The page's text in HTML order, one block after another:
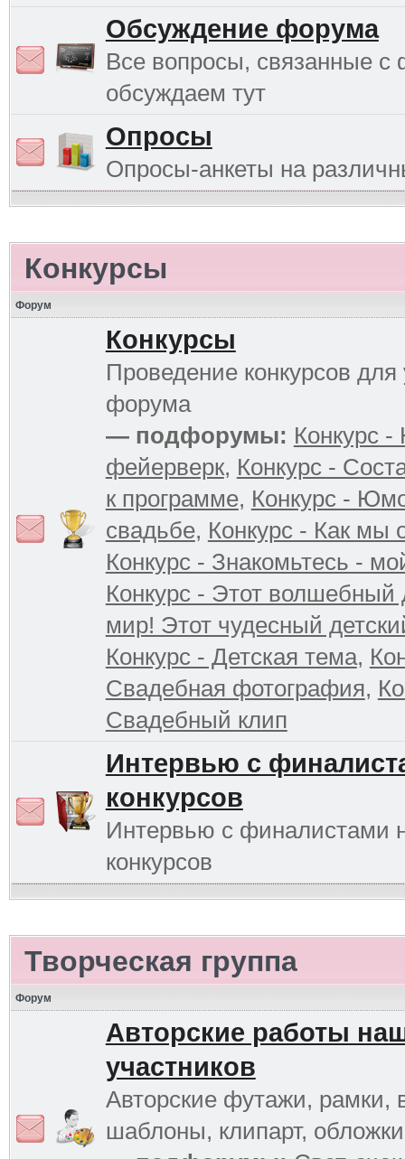
Обсуждение форума
Все вопросы, связанные
обсуждаем тут
Опросы
Опросы-анкеты на
Конкурсы
Форум
Конкурсы
Проведение конкурсов для
форума
— подфорумы: Конкурс
фейерверк, Конкурс -
к программе, Конкурс -
свадьбе, Конкурс - Как мы
Конкурс - Знакомьтесь -
Конкурс - Этот волшебный
мир! Этот чудесный
Конкурс - Детская тема,
Свадебная фотография,
Свадебный клип
Интервью с
конкурсов
Интервью с финалистами
конкурсов
Творческая группа
Форум
Авторские работы
участников
Авторские футажи, рамки,
шаблоны, клипарт,